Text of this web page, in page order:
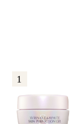
1